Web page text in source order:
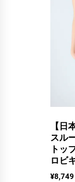
【日
スル
トッ
ロビ
¥8,749